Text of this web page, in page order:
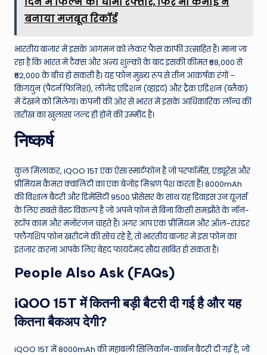
बनाया मजबूत रिकॉर्ड
भारतीय बाजार में इसके आगमन को लेकर फैंस काफी उत्साहित हैं। माना जा
रहा है कि भारत में टैक्स और अन्य शुल्कों के बाद इसकी कीमत ₹58,000 से
₹62,000 के बीच हो सकती है। यह फोन मुख्य रूप से तीन आकर्षक रंगों –
किंगयुन (पैटर्न फिनिश), लीजेंड एडिशन (व्हाइट) और ट्रैक एडिशन (ब्लैक)
में देखने को मिलेगा। कंपनी की ओर से भारत में इसके आधिकारिक लॉन्च की
तारीख का खुलासा जल्द ही होने की उम्मीद है।
निष्कर्ष
कुल मिलाकर, iQOO 15T एक ऐसा स्मार्टफोन है जो परफॉर्मेंस, एंड्यूरेंस और
प्रीमियम कैमरा क्वालिटी का एक बेजोड़ मिश्रण पेश करता है। 8000mAh
की विशाल बैटरी और डिमेंसिटी 9500 प्रोसेसर के साथ यह डिवाइस उन यूजर्स
के लिए सबसे बेस्ट विकल्प है जो अपने फोन से बिना किसी समझौते के नॉन-
स्टॉप काम और मनोरंजन चाहते हैं। अगर आप एक प्रीमियम और ऑल-राउंडर
फ्लैगशिप फोन खरीदने की सोच रहे हैं, तो भारतीय बाजार में इस फोन का
इंतजार करना आपके लिए बेहद फायदेमंद सौदा साबित हो सकता है।
People Also Ask (FAQs)
iQOO 15T में कितनी बड़ी बैटरी दी गई है और यह
कितना बैकअप देगी?
iQOO 15T में 8000mAh की महाबली सिलिकॉन-कार्बन बैटरी दी गई है, जो